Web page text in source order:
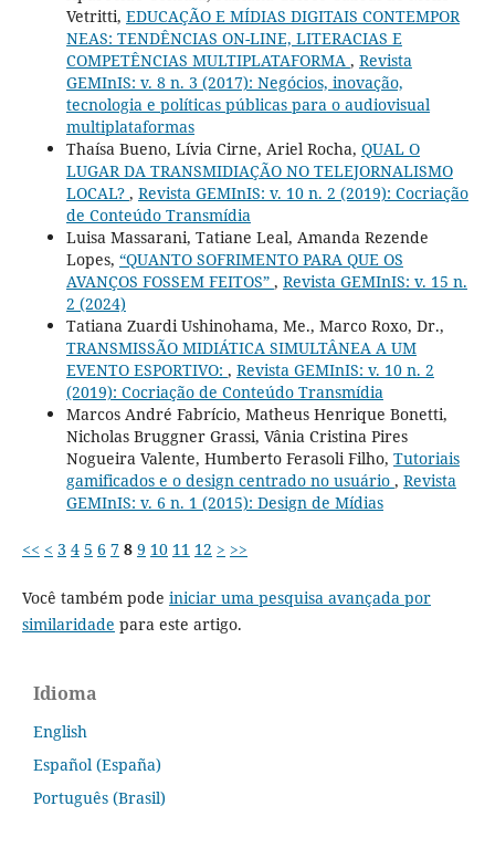
Vetritti, EDUCAÇÃO E MÍDIAS DIGITAIS CONTEMPOR
NEAS: TENDÊNCIAS ON-LINE, LITERACIAS E
COMPETÊNCIAS MULTIPLATAFORMA , Revista
GEMInIS: v. 8 n. 3 (2017): Negócios, inovação,
tecnologia e políticas públicas para o audiovisual
multiplataformas
Thaísa Bueno, Lívia Cirne, Ariel Rocha, QUAL O
LUGAR DA TRANSMIDIAÇÃO NO TELEJORNALISMO
LOCAL? , Revista GEMInIS: v. 10 n. 2 (2019): Cocriação
de Conteúdo Transmídia
Luisa Massarani, Tatiane Leal, Amanda Rezende
Lopes, “QUANTO SOFRIMENTO PARA QUE OS
AVANÇOS FOSSEM FEITOS” , Revista GEMInIS: v. 15 n.
2 (2024)
Tatiana Zuardi Ushinohama, Me., Marco Roxo, Dr.,
TRANSMISSÃO MIDIÁTICA SIMULTÂNEA A UM
EVENTO ESPORTIVO: , Revista GEMInIS: v. 10 n. 2
(2019): Cocriação de Conteúdo Transmídia
Marcos André Fabrício, Matheus Henrique Bonetti,
Nicholas Bruggner Grassi, Vânia Cristina Pires
Nogueira Valente, Humberto Ferasoli Filho, Tutoriais
gamificados e o design centrado no usuário , Revista
GEMInIS: v. 6 n. 1 (2015): Design de Mídias
<< < 3 4 5 6 7 8 9 10 11 12 > >>
Você também pode iniciar uma pesquisa avançada por
similaridade para este artigo.
Idioma
English
Español (España)
Português (Brasil)